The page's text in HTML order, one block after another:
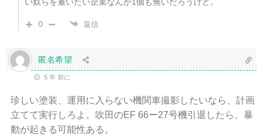
い奴らを雇いたい企業なんか1個も無いだろうけど。
0 返信
匿名希望
5 年 前に
珍しい塗装、運用に入らない機関車撮影したいなら、計画
立てて実行しろよ。吹田のEF 66ー27号機引退したら、暴
動が起きる可能性ある。